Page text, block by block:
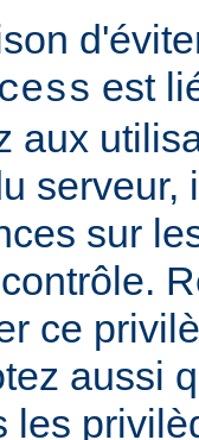
est
aux
serveur,
sur
ce
aussi
les